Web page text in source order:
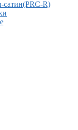
сатин(PRC-R)